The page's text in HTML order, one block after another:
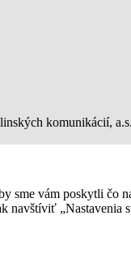
komunikácií,
sme vám poskytli čo
„Nastavenia